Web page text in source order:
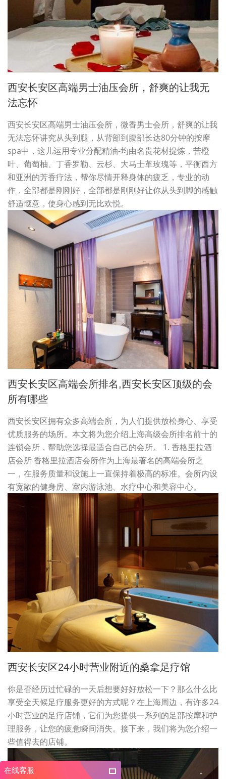
在线客服
西安长安区高端男士油压会所，舒爽的让我无
法忘怀
西安长安区高端男士油压会所，微香男士会所，舒爽的让我
无法忘怀讲究从头到腿，从背部到腹部长达80分钟的按摩
spa中，这儿运用专业分配精油-均由名贵花材提炼，苦橙
叶、葡萄柚、丁香罗勒、云杉、大马士革玫瑰等，平衡西方
和亚洲的芳香疗法，帮你尽情开释身体的疲乏，专业的动
作，全部都是刚刚好，全部都是刚刚好让你从头到脚的感触
舒适惬意，使身心感到无比欢悦。
西安长安区高端会所排名,西安长安区顶级的会
所有哪些
西安长安区拥有众多高端会所，为人们提供放松身心、享受
优质服务的场所。本文将为您介绍上海高级会所排名前十的
连锁会所，帮助您选择最适合自己的会所。 1. 香格里拉酒
店会所 香格里拉酒店会所作为上海最著名的高端会所之
一，在服务质量和设施上一直保持着极高的标准。会所内设
有宽敞的健身房、室内游泳池、水疗中心和美容中心。
西安长安区24小时营业附近的桑拿足疗馆
你是否经历过忙碌的一天后想要好好放松一下？那么什么比
享受全天候足疗服务更好的方式呢？在上海周边，有许多24
小时营业的足疗店铺，它们为您提供一系列的足部按摩和护
理服务，让您的疲惫瞬间消失。接下来，我们将为您介绍一
些值得去的店铺。